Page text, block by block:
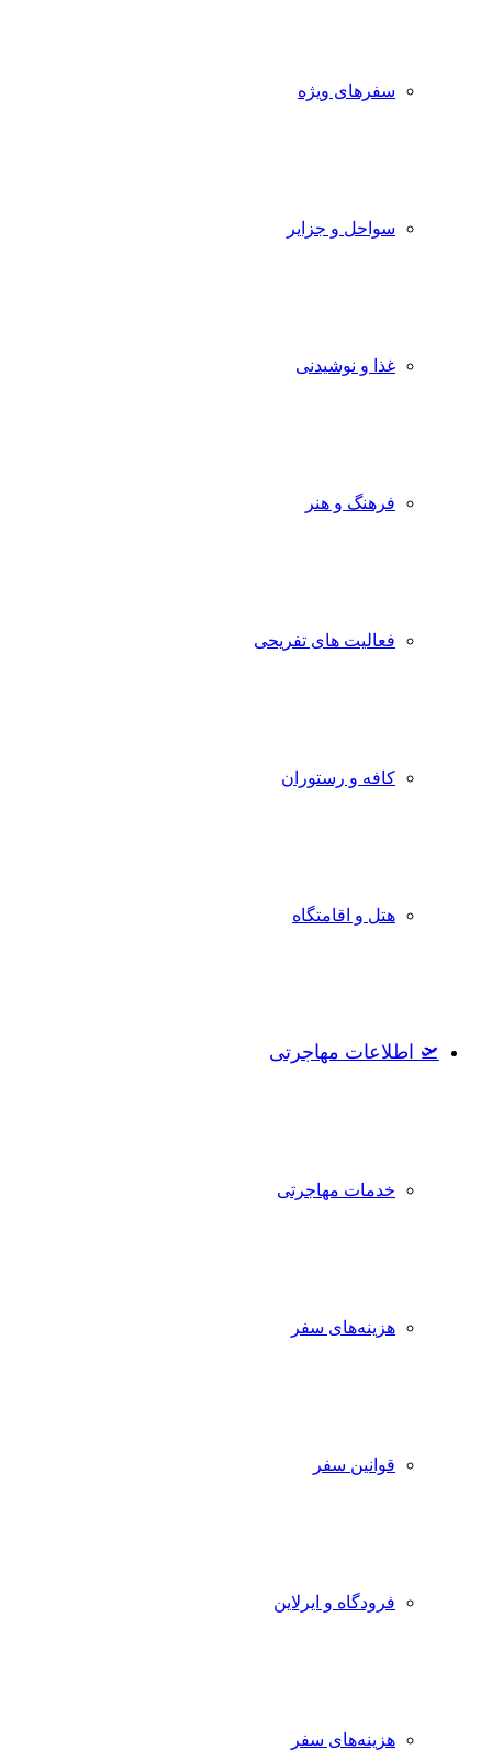
سفرهای ویژه
سواحل و جزایر
غذا و نوشیدنی
فرهنگ و هنر
فعالیت های تفریحی
کافه و رستوران
هتل و اقامتگاه
🛫 اطلاعات مهاجرتی
خدمات مهاجرتی
هزینه‌های سفر
قوانین سفر
فرودگاه و ایرلاین
هزینه‌های سفر